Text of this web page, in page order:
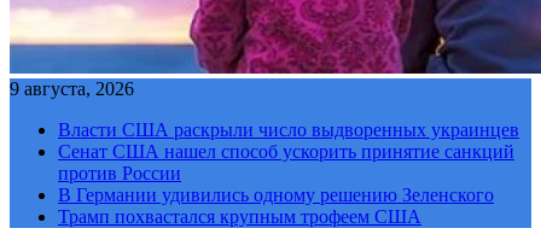
9 августа, 2026
Власти США раскрыли число выдворенных украинцев
Сенат США нашел способ ускорить принятие санкций
против России
В Германии удивились одному решению Зеленского
Трамп похвастался крупным трофеем США